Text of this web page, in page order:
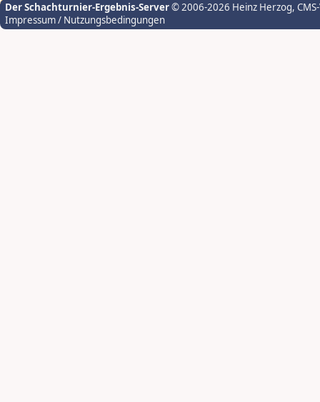
Der Schachturnier-Ergebnis-Server© 2006-2026 Heinz Herzog,
Impressum / Nutzungsbedingungen